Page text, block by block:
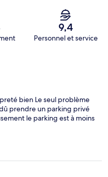
9,4
Personnel et service
bien Le seul problème
prendre un parking privé
le parking est à moins